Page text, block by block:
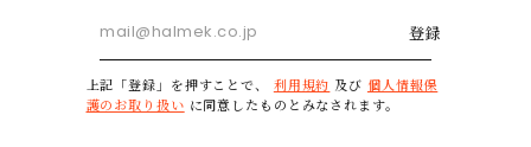
登録
上記「登録」を押すことで、 利用規約 及び 個人情報保
護のお取り扱い に同意したものとみなされます。